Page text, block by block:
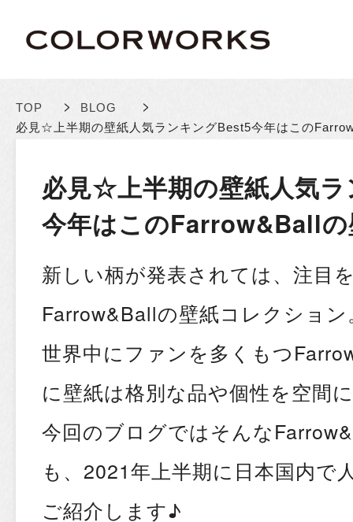
TOP > BLOG >
必見☆上半期の壁紙人気ランキングBest5今年はこの
必見☆上半期の壁紙人気
今年はこのFarrow&Ballの
新しい柄が発表されては、注目
Farrow&Ballの壁紙コレクション
世界中にファンを多くもつ
に壁紙は格別な品や個性を空間
今回のブログではそんな
も、2021年上半期に日本国内で
ご紹介します♪